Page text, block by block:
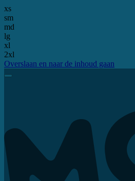
xs
sm
md
lg
xl
2xl
Overslaan en naar de inhoud gaan